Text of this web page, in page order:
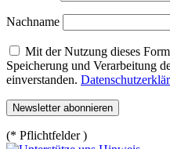
Nachname
Mit der Nutzung dieses
Speicherung und Verarbeitung
einverstanden.
(* Pflichtfelder )